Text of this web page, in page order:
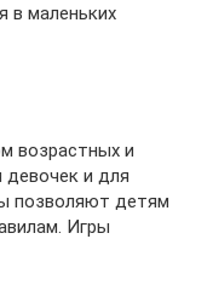
в маленьких
возрастных и
девочек и для
позволяют детям
Игры